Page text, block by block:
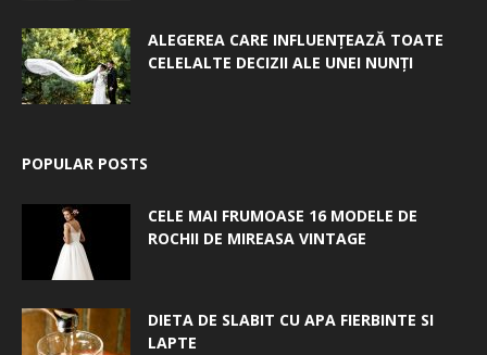
ALEGEREA CARE INFLUENȚEAZĂ TOATE
CELELALTE DECIZII ALE UNEI NUNȚI
POPULAR POSTS
CELE MAI FRUMOASE 16 MODELE DE
ROCHII DE MIREASA VINTAGE
DIETA DE SLABIT CU APA FIERBINTE SI
LAPTE